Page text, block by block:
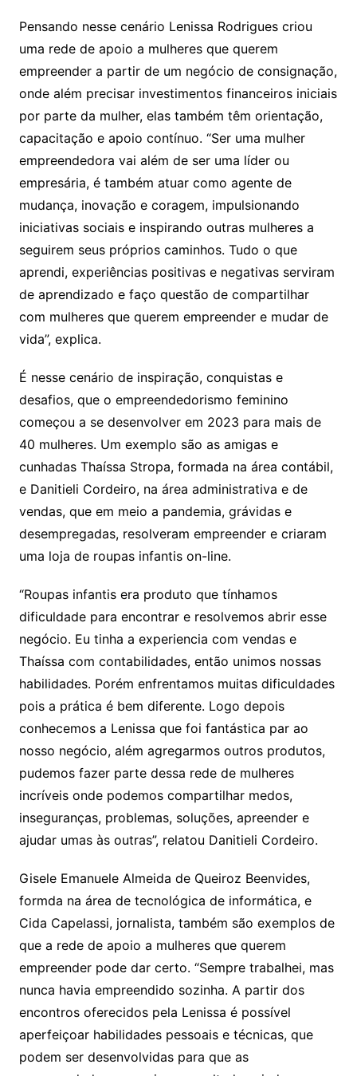
Pensando nesse cenário Lenissa Rodrigues criou
uma rede de apoio a mulheres que querem
empreender a partir de um negócio de consignação,
onde além precisar investimentos financeiros iniciais
por parte da mulher, elas também têm orientação,
capacitação e apoio contínuo. “Ser uma mulher
empreendedora vai além de ser uma líder ou
empresária, é também atuar como agente de
mudança, inovação e coragem, impulsionando
iniciativas sociais e inspirando outras mulheres a
seguirem seus próprios caminhos. Tudo o que
aprendi, experiências positivas e negativas serviram
de aprendizado e faço questão de compartilhar
com mulheres que querem empreender e mudar de
vida”, explica.
É nesse cenário de inspiração, conquistas e
desafios, que o empreendedorismo feminino
começou a se desenvolver em 2023 para mais de
40 mulheres. Um exemplo são as amigas e
cunhadas Thaíssa Stropa, formada na área contábil,
e Danitieli Cordeiro, na área administrativa e de
vendas, que em meio a pandemia, grávidas e
desempregadas, resolveram empreender e criaram
uma loja de roupas infantis on-line.
“Roupas infantis era produto que tínhamos
dificuldade para encontrar e resolvemos abrir esse
negócio. Eu tinha a experiencia com vendas e
Thaíssa com contabilidades, então unimos nossas
habilidades. Porém enfrentamos muitas dificuldades
pois a prática é bem diferente. Logo depois
conhecemos a Lenissa que foi fantástica par ao
nosso negócio, além agregarmos outros produtos,
pudemos fazer parte dessa rede de mulheres
incríveis onde podemos compartilhar medos,
inseguranças, problemas, soluções, apreender e
ajudar umas às outras”, relatou Danitieli Cordeiro.
Gisele Emanuele Almeida de Queiroz Beenvides,
formda na área de tecnológica de informática, e
Cida Capelassi, jornalista, também são exemplos de
que a rede de apoio a mulheres que querem
empreender pode dar certo. “Sempre trabalhei, mas
nunca havia empreendido sozinha. A partir dos
encontros oferecidos pela Lenissa é possível
aperfeiçoar habilidades pessoais e técnicas, que
podem ser desenvolvidas para que as